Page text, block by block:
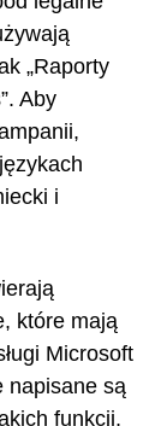
„Raporty
Aby
i
które mają
Microsoft
napisane są
funkcji,